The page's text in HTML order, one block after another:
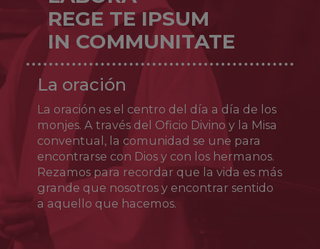
servicio pastoral. En el año 1524, junto con
Juan Pedro Carafa (quien más tarde sería el
papa Pablo IV), fundó un nuevo estilo de vida
sacerdotal (los teatinos) centrado en la
santidad del clero, la confianza en la
providencia y el servicio a los pobres. Tras
sufrir persecuciones y encarcelamientos se
retiró a Nápoles, donde murió el 7 de agosto
de 1547. Fue canonizado en 1671.
REGE TE IPSUM
IN COMMUNITATE
La oración
La oración es el centro del día a día de los
monjes. A través del Oficio Divino y la Misa
conventual, la comunidad se une para
encontrarse con Dios y con los hermanos.
Rezamos para recordar que la vida es más
grande que nosotros y encontrar sentido
a aquello que hacemos.